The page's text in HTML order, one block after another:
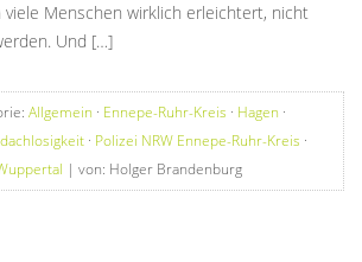
viele Menschen wirklich erleichtert, nicht
Und […]
Allgemein · Ennepe-Ruhr-Kreis · Hagen ·
· Polizei NRW Ennepe-Ruhr-Kreis ·
| von: Holger Brandenburg